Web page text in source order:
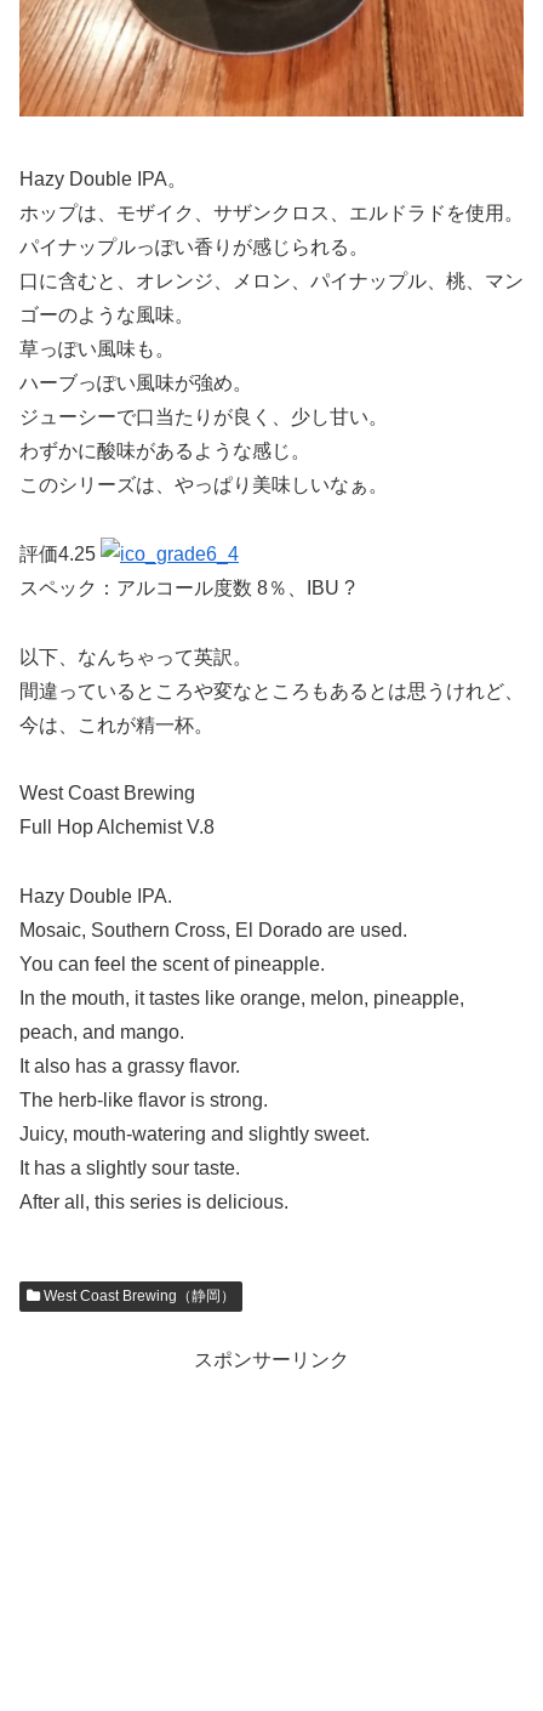
Hazy Double IPA。
ホップは、モザイク、サザンクロス、エルドラドを使用。
パイナップルっぽい香りが感じられる。
口に含むと、オレンジ、メロン、パイナップル、桃、マン
ゴーのような風味。
草っぽい風味も。
ハーブっぽい風味が強め。
ジューシーで口当たりが良く、少し甘い。
わずかに酸味があるような感じ。
このシリーズは、やっぱり美味しいなぁ。
評価4.25
スペック：アルコール度数 8％、IBU ?
以下、なんちゃって英訳。
間違っているところや変なところもあるとは思うけれど、
今は、これが精一杯。
West Coast Brewing
Full Hop Alchemist V.8
Hazy Double IPA.
Mosaic, Southern Cross, El Dorado are used.
You can feel the scent of pineapple.
In the mouth, it tastes like orange, melon, pineapple,
peach, and mango.
It also has a grassy flavor.
The herb-like flavor is strong.
Juicy, mouth-watering and slightly sweet.
It has a slightly sour taste.
After all, this series is delicious.
West Coast Brewing（静岡）
スポンサーリンク